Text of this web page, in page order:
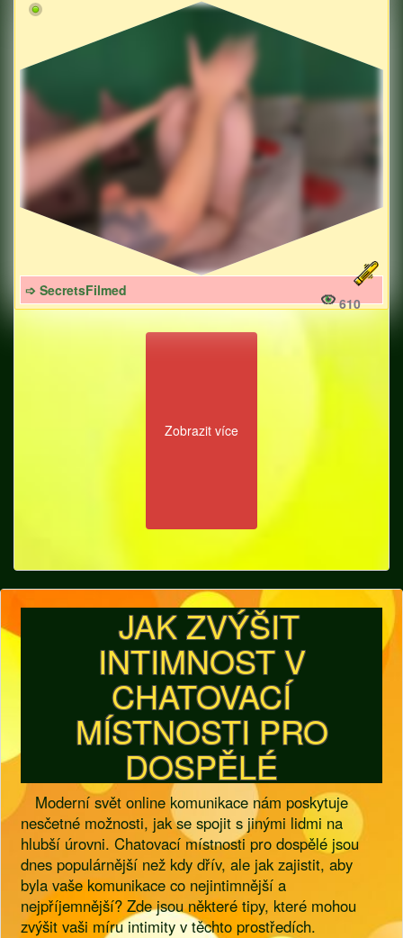
➩ SecretsFilmed
610
Zobrazit více
JAK ZVÝŠIT
INTIMNOST V
CHATOVACÍ
MÍSTNOSTI PRO
DOSPĚLÉ
Moderní svět online komunikace nám poskytuje
nesčetné možnosti, jak se spojit s jinými lidmi na
hlubší úrovni. Chatovací místnosti pro dospělé jsou
dnes populárnější než kdy dřív, ale jak zajistit, aby
byla vaše komunikace co nejintimnější a
nejpříjemnější? Zde jsou některé tipy, které mohou
zvýšit vaši míru intimity v těchto prostředích.